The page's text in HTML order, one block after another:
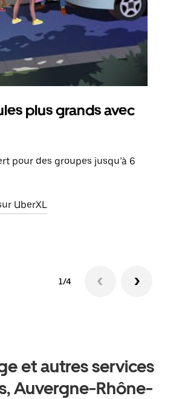
plus grands avec
pour des groupes jusqu’à 6
UberXL
1/4
et autres services
Auvergne-Rhône-